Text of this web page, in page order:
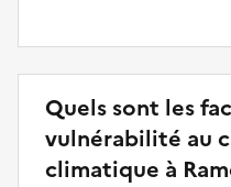
Quels sont les
vulnérabilité au
climatique à